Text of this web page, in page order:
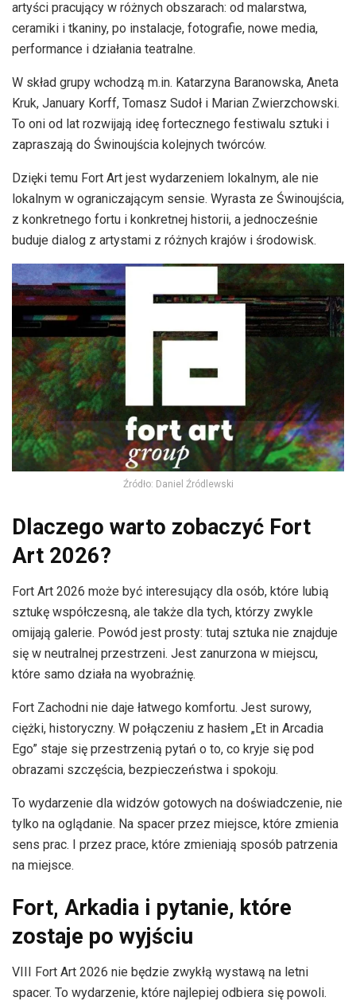
artyści pracujący w różnych obszarach: od malarstwa,
ceramiki i tkaniny, po instalacje, fotografie, nowe media,
performance i działania teatralne.
W skład grupy wchodzą m.in. Katarzyna Baranowska, Aneta
Kruk, January Korff, Tomasz Sudoł i Marian Zwierzchowski.
To oni od lat rozwijają ideę fortecznego festiwalu sztuki i
zapraszają do Świnoujścia kolejnych twórców.
Dzięki temu Fort Art jest wydarzeniem lokalnym, ale nie
lokalnym w ograniczającym sensie. Wyrasta ze Świnoujścia,
z konkretnego fortu i konkretnej historii, a jednocześnie
buduje dialog z artystami z różnych krajów i środowisk.
Źródło: Daniel Źródlewski
Dlaczego warto zobaczyć Fort
Art 2026?
Fort Art 2026 może być interesujący dla osób, które lubią
sztukę współczesną, ale także dla tych, którzy zwykle
omijają galerie. Powód jest prosty: tutaj sztuka nie znajduje
się w neutralnej przestrzeni. Jest zanurzona w miejscu,
które samo działa na wyobraźnię.
Fort Zachodni nie daje łatwego komfortu. Jest surowy,
ciężki, historyczny. W połączeniu z hasłem „Et in Arcadia
Ego” staje się przestrzenią pytań o to, co kryje się pod
obrazami szczęścia, bezpieczeństwa i spokoju.
To wydarzenie dla widzów gotowych na doświadczenie, nie
tylko na oglądanie. Na spacer przez miejsce, które zmienia
sens prac. I przez prace, które zmieniają sposób patrzenia
na miejsce.
Fort, Arkadia i pytanie, które
zostaje po wyjściu
VIII Fort Art 2026 nie będzie zwykłą wystawą na letni
spacer. To wydarzenie, które najlepiej odbiera się powoli.